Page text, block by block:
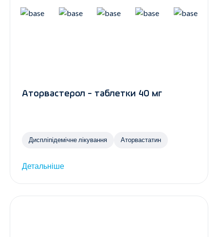
Аторвастерол - таблетки 40 мг
Диспліпідемічне лікування Аторвастатин
Детальніше